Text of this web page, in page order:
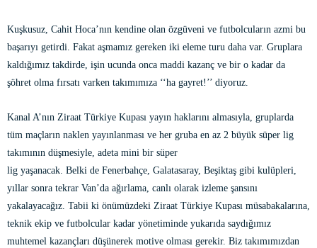
Kuşkusuz, Cahit Hoca’nın kendine olan özgüveni ve futbolcuların azmi bu
başarıyı getirdi. Fakat aşmamız gereken iki eleme turu daha var. Gruplara
kaldığımız takdirde, işin ucunda onca maddi kazanç ve bir o kadar da
şöhret olma fırsatı varken takımımıza ‘‘ha gayret!’’ diyoruz.
Kanal A’nın Ziraat Türkiye Kupası yayın haklarını almasıyla, gruplarda
tüm maçların naklen yayınlanması ve her gruba en az 2 büyük süper lig
takımının düşmesiyle, adeta mini bir süper
lig yaşanacak. Belki de Fenerbahçe, Galatasaray, Beşiktaş gibi kulüpleri,
yıllar sonra tekrar Van’da ağırlama, canlı olarak izleme şansını
yakalayacağız. Tabii ki önümüzdeki Ziraat Türkiye Kupası müsabakalarına,
teknik ekip ve futbolcular kadar yönetiminde yukarıda saydığımız
muhtemel kazançları düşünerek motive olması gerekir. Biz takımımızdan